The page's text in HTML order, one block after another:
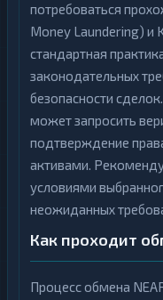
потребоваться
Money Laundering) и
стандартная
законодательных
безопасности
может запросить
подтверждение
активами.
условиями
неожиданных
Как проходит
Процесс обмена